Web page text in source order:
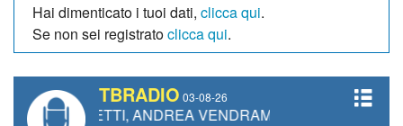
Hai dimenticato i tuoi dati, clicca qui.
Se non sei registratoclicca qui.
TBRADIO 03-08-26
ANDREA VENDRAME, FILIPPO FIORELLI